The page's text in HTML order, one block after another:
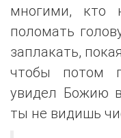
многими, кто
поломать
заплакать,
чтобы потом
увидел Божию
ты не видишь